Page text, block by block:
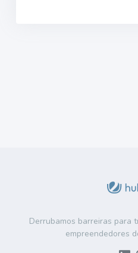
Derrubamos barreiras para
empreendedores